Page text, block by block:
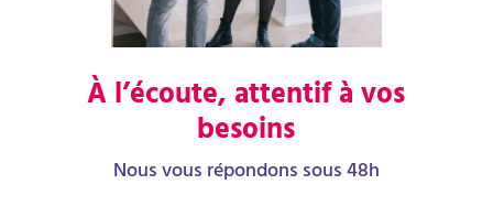
À l’écoute, attentif à vos
besoins
Nous vous répondons sous 48h